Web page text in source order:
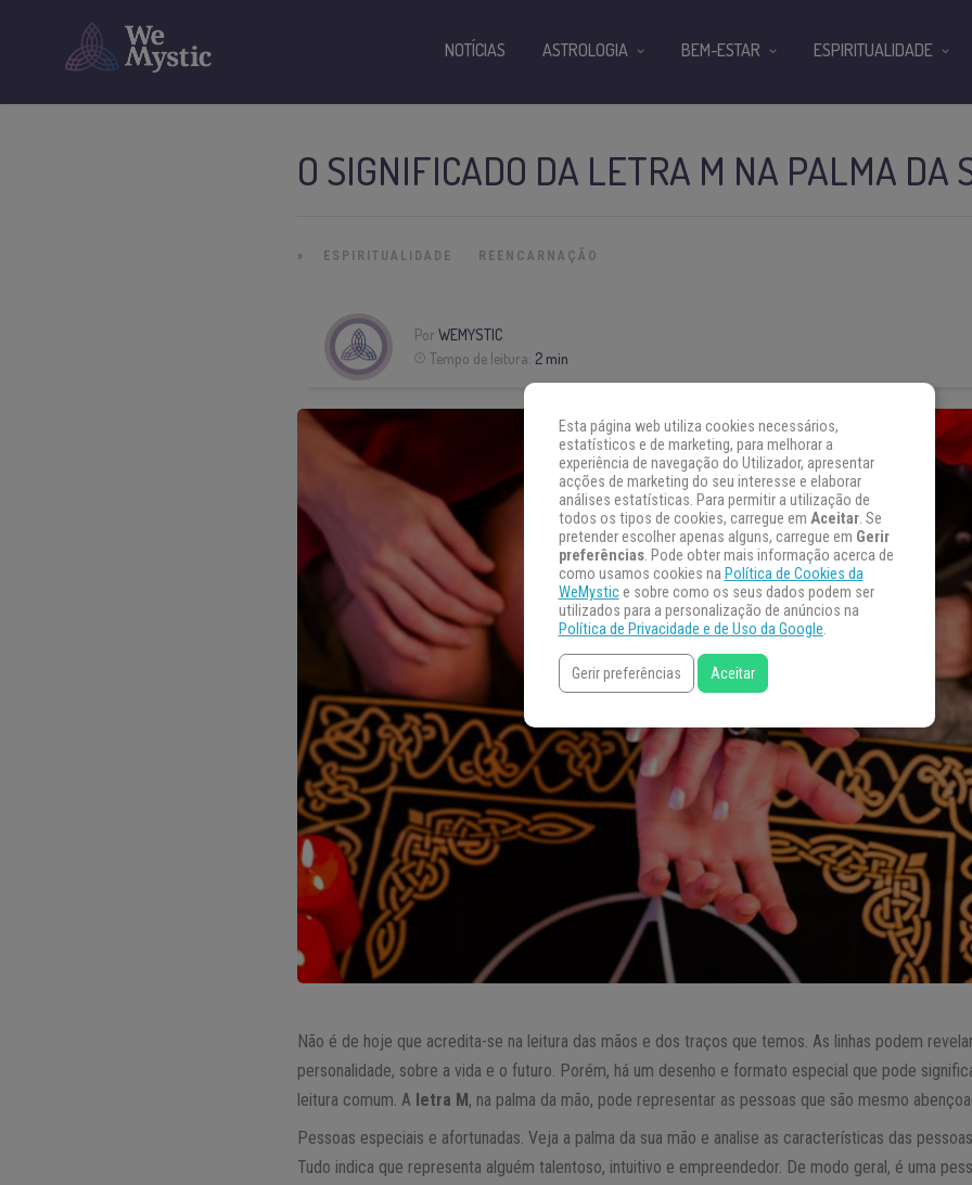
O SIGNIFICADO DA LETRA M NA PALMA DA
» ESPIRITUALIDADE REENCARNAÇÃO
PorWEMYSTIC
Tempo de leitura: 2 min
Não é de hoje que acredita-se na leitura das mãos e dos traços que temos. As linhas podem
personalidade, sobre a vida e o futuro. Porém, há um desenho e formato especial que pode
leitura comum. A letra M , na palma da mão, pode representar as pessoas que são mesmo
Pessoas especiais e afortunadas. Veja a palma da sua mão e analise as características das
Tudo indica que representa alguém talentoso, intuitivo e empreendedor. De modo geral, é uma
NOTÍCIAS ASTROLOGIA BEM-ESTAR ESPIRITUALIDADE
Esta página web utiliza cookies necessários,
estatísticos e de marketing, para melhorar a
experiência de navegação do Utilizador, apresentar
acções de marketing do seu interesse e elaborar
análises estatísticas. Para permitir a utilização de
todos os tipos de cookies, carregue em Aceitar. Se
pretender escolher apenas alguns, carregue em Gerir
preferências. Pode obter mais informação acerca de
como usamos cookies na Política de Cookies da
WeMystice sobre como os seus dados podem ser
utilizados para a personalização de anúncios na
Política de Privacidade e de Uso da Google.
Gerir preferências Aceitar